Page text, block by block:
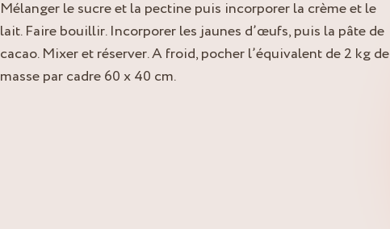
Mélanger le sucre et la pectine puis incorporer la crème et le
lait. Faire bouillir. Incorporer les jaunes d’œufs, puis la pâte de
cacao. Mixer et réserver. A froid, pocher l’équivalent de 2 kg de
masse par cadre 60 x 40 cm.